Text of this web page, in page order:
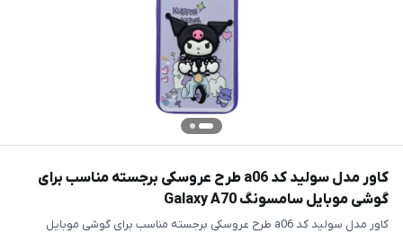
کاور مدل سولید کد a06 طرح عروسکی برجسته مناسب برای
گوشی موبایل سامسونگ Galaxy A70
کاور مدل سولید کد a06 طرح عروسکی برجسته مناسب برای گوشی موبایل